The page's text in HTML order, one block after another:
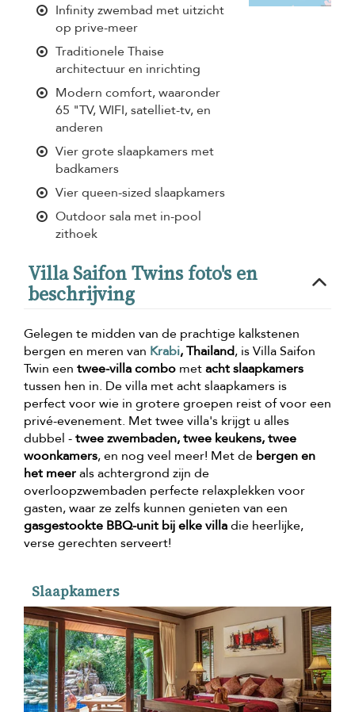
Infinity zwembad met uitzicht
op prive-meer
Traditionele Thaise
architectuur en inrichting
Modern comfort, waaronder
65 "TV, WIFI, satelliet-tv, en
anderen
Vier grote slaapkamers met
badkamers
Vier queen-sized slaapkamers
Outdoor sala met in-pool
zithoek
Villa Saifon Twins foto's en
beschrijving
Gelegen te midden van de prachtige kalkstenen
bergen en meren van Krabi, Thailand, is Villa Saifon
Twin een twee-villa combo metacht slaapkamers
tussen hen in. De villa met acht slaapkamers is
perfect voor wie in grotere groepen reist of voor een
privé-evenement. Met twee villa's krijgt u alles
dubbel -twee zwembaden, twee keukens, twee
woonkamers, en nog veel meer! Met de bergen en
het meerals achtergrond zijn de
overloopzwembaden perfecte relaxplekken voor
gasten, waar ze zelfs kunnen genieten van een
gasgestookte BBQ-unit bij elke villadie heerlijke,
verse gerechten serveert!
Slaapkamers